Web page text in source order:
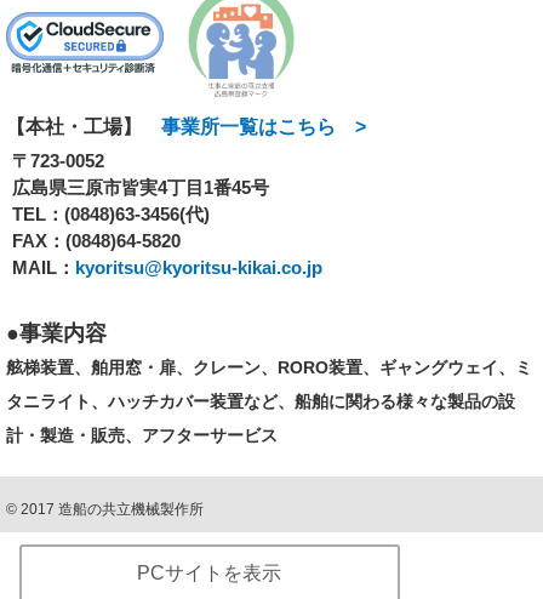
【本社・工場】 事業所一覧はこちら >
〒723-0052
広島県三原市皆実4丁目1番45号
TEL： (0848)63-3456(代)
FAX：(0848)64-5820
MAIL： kyoritsu@kyoritsu-kikai.co.jp
事業内容
舷梯装置、舶用窓・扉、クレーン、RORO装置、ギャングウェイ、ミ
タニライト、ハッチカバー装置など、船舶に関わる様々な製品の設
計・製造・販売、アフターサービス
© 2017 造船の共立機械製作所
PCサイトを表示